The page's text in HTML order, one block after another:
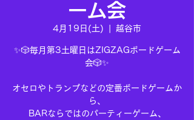
ーム会
4月19日(土) 越谷市
✨🎲毎月第3土曜日はZIGZAGボードゲーム
会🎲✨
オセロやトランプなどの定番ボードゲームか
ら、
BARならではのパーティーゲーム、